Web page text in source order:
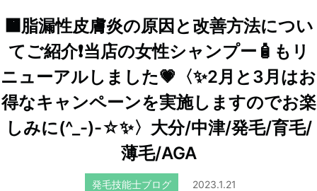
🟧脂漏性皮膚炎の原因と改善方法につい
てご紹介❗当店の女性シャンプー🧴もリ
ニューアルしました💗〈✨2月と3月はお
得なキャンペーンを実施しますのでお楽
しみに(^_-)-☆✨〉大分/中津/発毛/育毛/
薄毛/AGA
発毛技能士ブログ 2023.1.21